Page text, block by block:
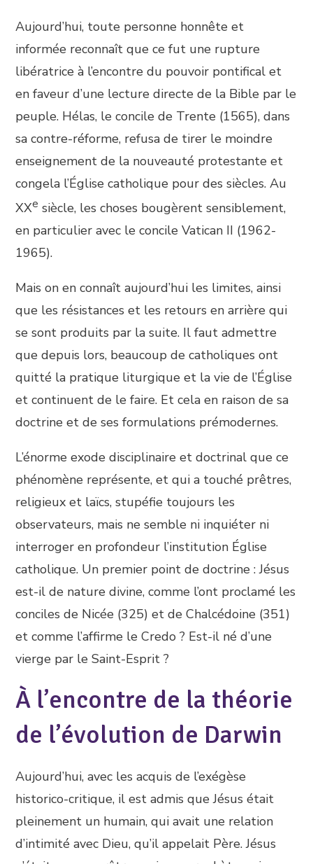
Aujourd’hui, toute personne honnête et
informée reconnaît que ce fut une rupture
libératrice à l’encontre du pouvoir pontifical et
en faveur d’une lecture directe de la Bible par le
peuple. Hélas, le concile de Trente (1565), dans
sa contre-réforme, refusa de tirer le moindre
enseignement de la nouveauté protestante et
congela l’Église catholique pour des siècles. Au
XXe siècle, les choses bougèrent sensiblement,
en particulier avec le concile Vatican II (1962-
1965).
Mais on en connaît aujourd’hui les limites, ainsi
que les résistances et les retours en arrière qui
se sont produits par la suite. Il faut admettre
que depuis lors, beaucoup de catholiques ont
quitté la pratique liturgique et la vie de l’Église
et continuent de le faire. Et cela en raison de sa
doctrine et de ses formulations prémodernes.
L’énorme exode disciplinaire et doctrinal que ce
phénomène représente, et qui a touché prêtres,
religieux et laïcs, stupéfie toujours les
observateurs, mais ne semble ni inquiéter ni
interroger en profondeur l’institution Église
catholique. Un premier point de doctrine : Jésus
est-il de nature divine, comme l’ont proclamé les
conciles de Nicée (325) et de Chalcédoine (351)
et comme l’affirme le Credo ? Est-il né d’une
vierge par le Saint-Esprit ?
À l’encontre de la théorie
de l’évolution de Darwin
Aujourd’hui, avec les acquis de l’exégèse
historico-critique, il est admis que Jésus était
pleinement un humain, qui avait une relation
d’intimité avec Dieu, qu’il appelait Père. Jésus